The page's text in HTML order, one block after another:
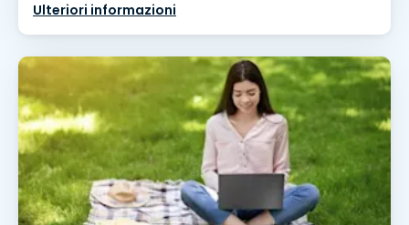
Ulteriori informazioni